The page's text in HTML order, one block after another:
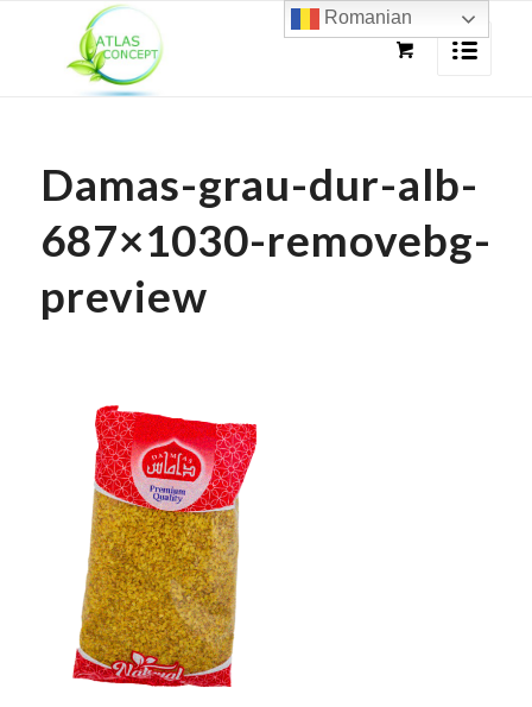
Damas-grau-dur-alb-
687×1030-removebg-
preview
Romanian